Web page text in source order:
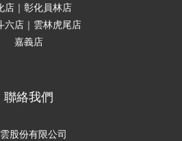
店｜彰化員林店
六店｜雲林虎尾店
嘉義店
聯絡我們
股份有限公司